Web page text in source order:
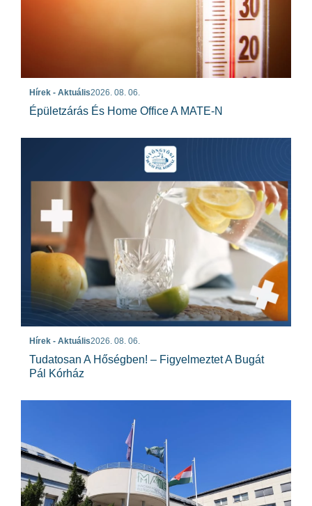
Hírek - Aktuális2026. 08. 06.
Épületzárás És Home Office A MATE-N
Hírek - Aktuális2026. 08. 06.
Tudatosan A Hőségben! – Figyelmeztet A Bugát
Pál Kórház